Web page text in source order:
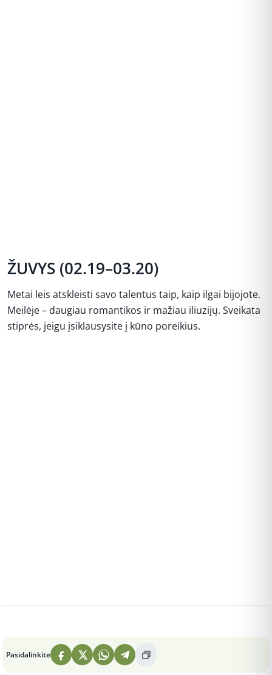
ŽUVYS (02.19–03.20)
Metai leis atskleisti savo talentus taip, kaip ilgai bijojote.
Meilėje – daugiau romantikos ir mažiau iliuzijų. Sveikata
stiprės, jeigu įsiklausysite į kūno poreikius.
Pasidalinkite